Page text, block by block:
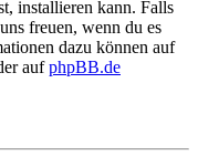
installieren kann. Falls
freuen, wenn du es
dazu können auf
aufphpBB.de